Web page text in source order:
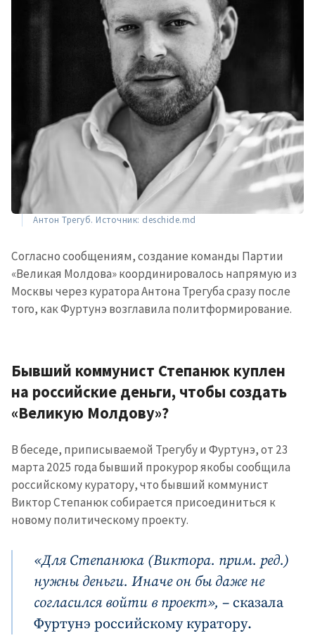
Отправить
информацию
О ZDG
în Română in English
Антон Трегуб. Источник: deschide.md
Согласно сообщениям, создание команды Партии
«Великая Молдова» координировалось напрямую из
Москвы через куратора Антона Трегуба сразу после
того, как Фуртунэ возглавила политформирование.
Бывший коммунист Степанюк куплен
на российские деньги, чтобы создать
«Великую Молдову»?
В беседе, приписываемой Трегубу и Фуртунэ, от 23
марта 2025 года бывший прокурор якобы сообщила
российскому куратору, что бывший коммунист
Виктор Степанюк собирается присоединиться к
новому политическому проекту.
«Для Степанюка (Виктора. прим. ред.)
нужны деньги. Иначе он бы даже не
согласился войти в проект», – сказала
Фуртунэ российскому куратору.